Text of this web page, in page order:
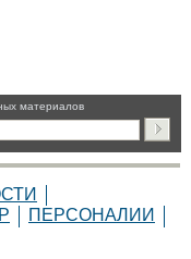
материалов
ПЕРСОНАЛИИ